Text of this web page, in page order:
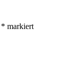
* markiert